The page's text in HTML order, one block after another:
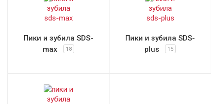
Пики и зубила SDS-
max
18
Пики и зубила SDS-
plus
15